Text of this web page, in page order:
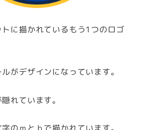
に描かれているもう1つのロゴ
がデザインになっています。
れています。